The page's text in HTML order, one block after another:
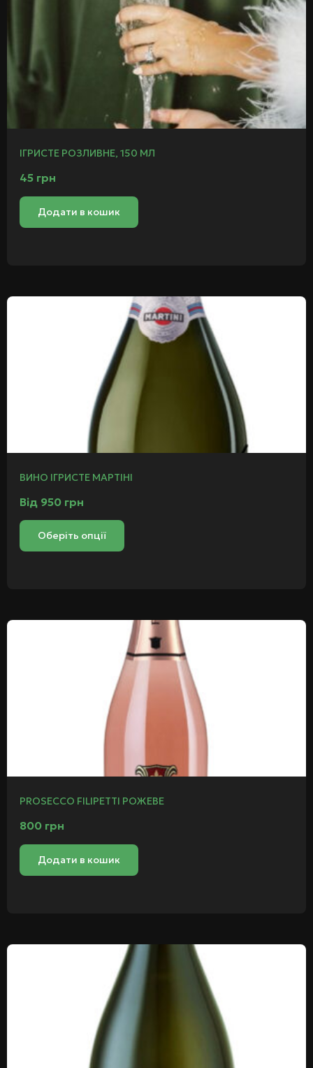
ІГРИСТЕ РОЗЛИВНЕ, 150 МЛ
45 грн
Додати в кошик
ВИНО ІГРИСТЕ МАРТІНІ
Від 950 грн
Оберіть опції
PROSECCO FILIPETTI РОЖЕВЕ
800 грн
Додати в кошик